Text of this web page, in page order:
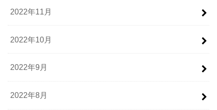
2022年11月
2022年10月
2022年9月
2022年8月